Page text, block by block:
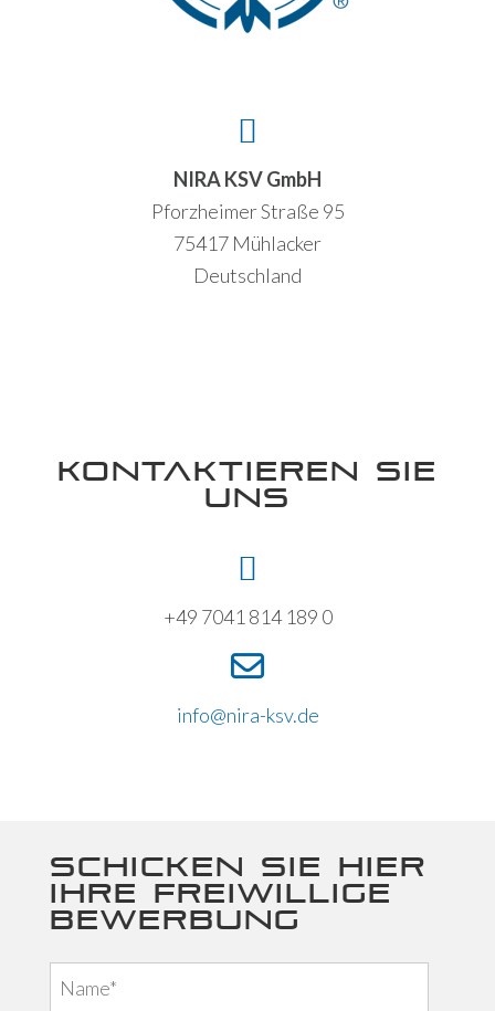
NIRA KSV GmbH
Pforzheimer Straße 95
75417 Mühlacker
Deutschland
KONTAKTIEREN SIE
UNS
+49 7041 814 189 0
info@nira-ksv.de
Schicken Sie hier
Ihre freiwillige
Bewerbung